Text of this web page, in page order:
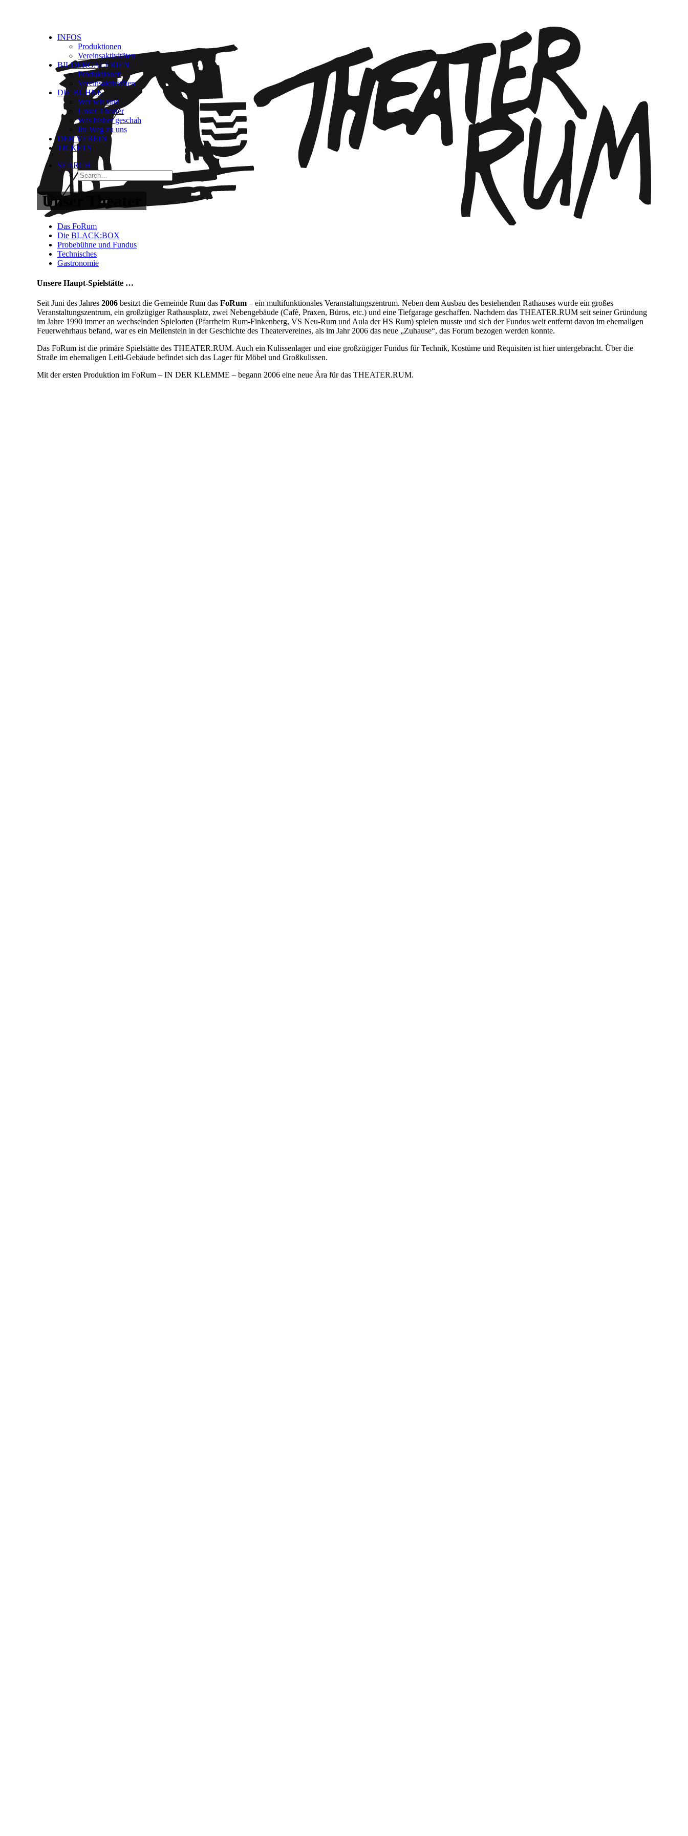
INFOS
Produktionen
Vereinsaktivitäten
BILDERGALERIEN
Produktionen
Vereinsaktivitäten
DIE BÜHNE
Wer wir sind
Unser Theater
Was bisher geschah
Ihr Weg zu uns
DER VEREIN
TICKETS
SEARCH
Unser Theater
Das FoRum
Die BLACK:BOX
Probebühne und Fundus
Technisches
Gastronomie
Unsere Haupt-Spielstätte …
Seit Juni des Jahres 2006 besitzt die Gemeinde Rum das FoRum – ein multifunktionales Veranstaltungszentrum. Neben dem Ausbau des bestehenden Rathauses wurde ein großes
Veranstaltungszentrum, ein großzügiger Rathausplatz, zwei Nebengebäude (Cafè, Praxen, Büros, etc.) und eine Tiefgarage geschaffen. Nachdem das THEATER.RUM seit seiner Gründung
im Jahre 1990 immer an wechselnden Spielorten (Pfarrheim Rum-Finkenberg, VS Neu-Rum und Aula der HS Rum) spielen musste und sich der Fundus weit entfernt davon im ehemaligen
Feuerwehrhaus befand, war es ein Meilenstein in der Geschichte des Theatervereines, als im Jahr 2006 das neue „Zuhause“, das Forum bezogen werden konnte.
Das FoRum ist die primäre Spielstätte des THEATER.RUM. Auch ein Kulissenlager und eine großzügiger Fundus für Technik, Kostüme und Requisiten ist hier untergebracht. Über die
Straße im ehemaligen Leitl-Gebäude befindet sich das Lager für Möbel und Großkulissen.
Mit der ersten Produktion im FoRum – IN DER KLEMME – begann 2006 eine neue Ära für das THEATER.RUM.